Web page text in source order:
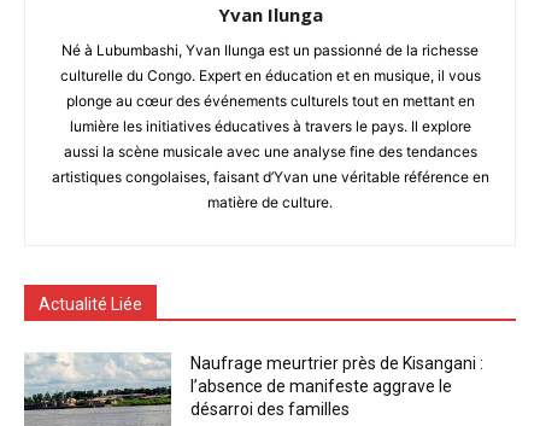
Yvan Ilunga
Né à Lubumbashi, Yvan Ilunga est un passionné de la richesse
culturelle du Congo. Expert en éducation et en musique, il vous
plonge au cœur des événements culturels tout en mettant en
lumière les initiatives éducatives à travers le pays. Il explore
aussi la scène musicale avec une analyse fine des tendances
artistiques congolaises, faisant d’Yvan une véritable référence en
matière de culture.
Actualité Liée
Naufrage meurtrier près de Kisangani :
l’absence de manifeste aggrave le
désarroi des familles